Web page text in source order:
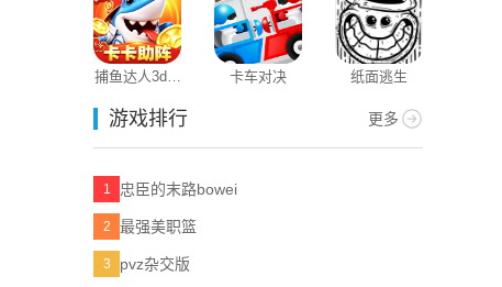
捕鱼达人3d老
卡车对决 纸面逃生
游戏排行 更多
1 忠臣的末路bowei
2 最强美职篮
3 pvz杂交版